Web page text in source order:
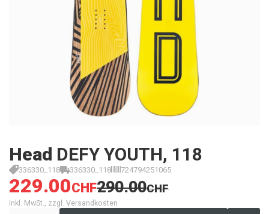
Head DEFY YOUTH, 118
336330_118 336330_118 724794251065
229.00CHF290.00CHF
inkl. MwSt., zzgl. Versandkosten